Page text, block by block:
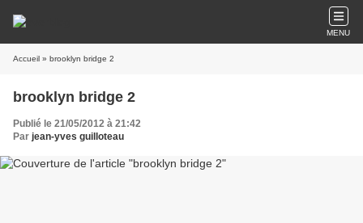
MENU
Accueil » brooklyn bridge 2
brooklyn bridge 2
Publié le 21/05/2012 à 21:42
Par jean-yves guilloteau